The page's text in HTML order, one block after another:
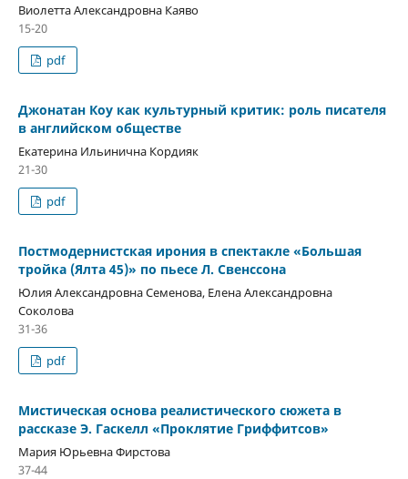
Виолетта Александровна Каяво
15-20
pdf
Джонатан Коу как культурный критик: роль писателя
в английском обществе
Екатерина Ильинична Кордияк
21-30
pdf
Постмодернистская ирония в спектакле «Большая
тройка (Ялта 45)» по пьесе Л. Свенссона
Юлия Александровна Семенова, Елена Александровна
Соколова
31-36
pdf
Мистическая основа реалистического сюжета в
рассказе Э. Гаскелл «Проклятие Гриффитсов»
Мария Юрьевна Фирстова
37-44